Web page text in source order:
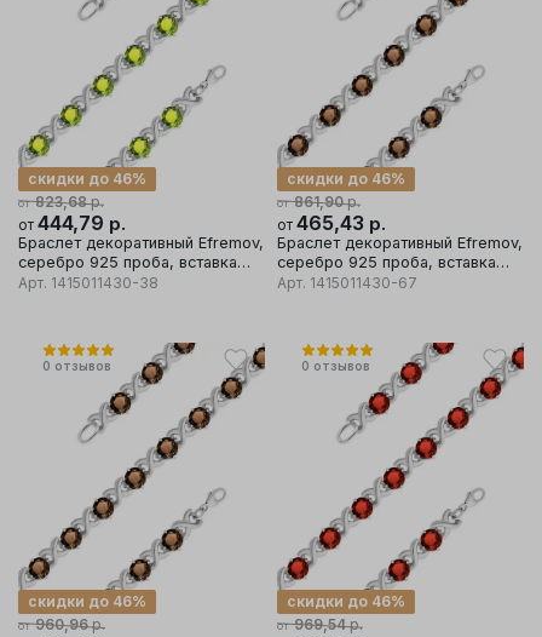
от 823,68р.
скидки до 46%
от 444,79 р.
Браслет декоративный Efremov,
серебро 925 проба, вставка
хризолит
Арт. 1415011430-38
от 861,90р.
скидки до 46%
от 465,43 р.
Браслет декоративный Efremov,
серебро 925 проба, вставка
раухтопаз
Арт. 1415011430-67
0 отзывов
от 960,96р.
скидки до 46%
0 отзывов
от 969,54р.
скидки до 46%